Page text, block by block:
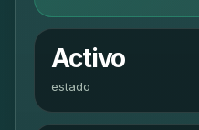
Activo
estado